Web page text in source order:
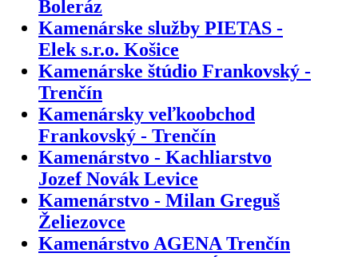
Boleráz
Kamenárske služby PIETAS -
Elek s.r.o. Košice
Kamenárske štúdio Frankovský -
Trenčín
Kamenársky veľkoobchod
Frankovský - Trenčín
Kamenárstvo - Kachliarstvo
Jozef Novák Levice
Kamenárstvo - Milan Greguš
Želiezovce
Kamenárstvo AGENA Trenčín